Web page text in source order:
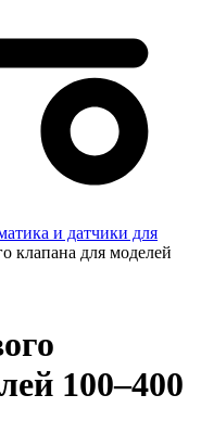
и датчики для
клапана для моделей
100–400